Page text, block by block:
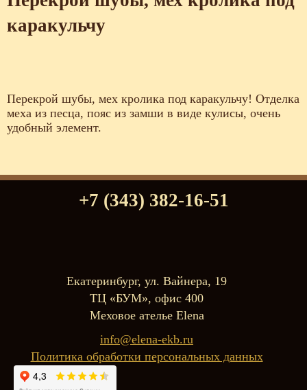
каракульчу
Перекрой шубы, мех кролика под каракульчу! Отделка
меха из песца, пояс из замши в виде кулисы, очень
удобный элемент.
+7 (343) 382-16-51
Екатеринбург, ул. Вайнера, 19
ТЦ «БУМ», офис 400
Меховое ателье Elena
info@elena-ekb.ru
Политика обработки персональных данных